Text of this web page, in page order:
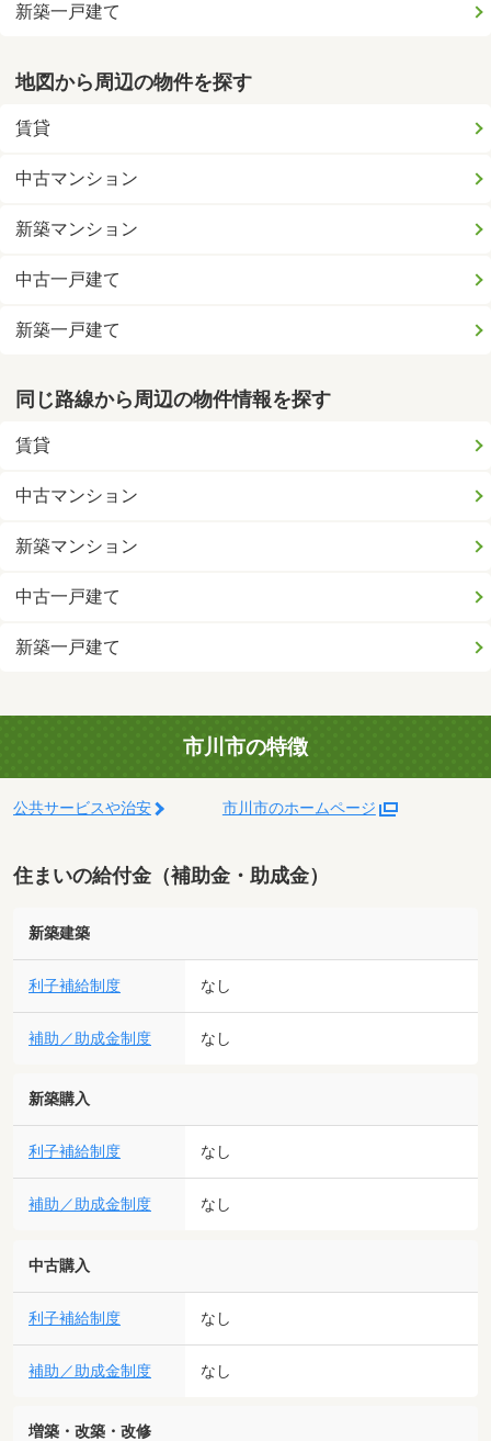
新築一戸建て
地図から周辺の物件を探す
賃貸
中古マンション
新築マンション
中古一戸建て
新築一戸建て
同じ路線から周辺の物件情報を探す
賃貸
中古マンション
新築マンション
中古一戸建て
新築一戸建て
市川市の特徴
公共サービスや治安 市川市のホームページ
住まいの給付金（補助金・助成金）
新築建築
利子補給制度 なし
補助／助成金制度 なし
新築購入
利子補給制度 なし
補助／助成金制度 なし
中古購入
利子補給制度 なし
補助／助成金制度 なし
増築・改築・改修